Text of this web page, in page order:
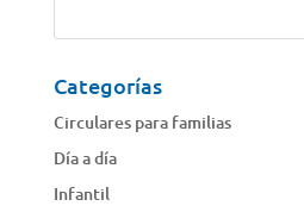
Categorías
Circulares para familias
Día a día
Infantil